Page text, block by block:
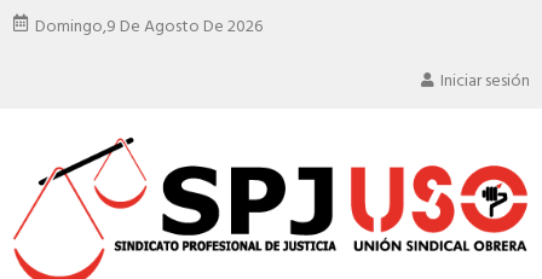
Domingo,9 De Agosto De 2026
Iniciar sesión